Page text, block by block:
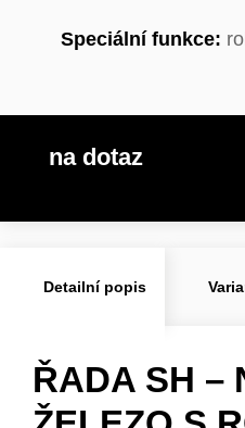
Speciální funkce:
na dotaz
Detailní popis
ŘADA SH –